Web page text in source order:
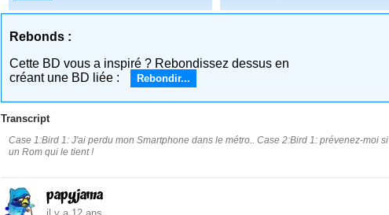
Rebonds :
Cette BD vous a inspiré ? Rebondissez dessus en
créant une BD liée :
Rebondir...
Transcript
Case 1:Bird 1: J'ai perdu mon Smartphone dans le métro.. Case 2:Bird 1: prévenez-moi
un Rom qui le tient !
papyjama